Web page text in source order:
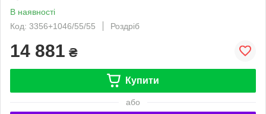
В наявності
Код: 3356+1046/55/55
Роздріб
14 881 ₴
Купити
або